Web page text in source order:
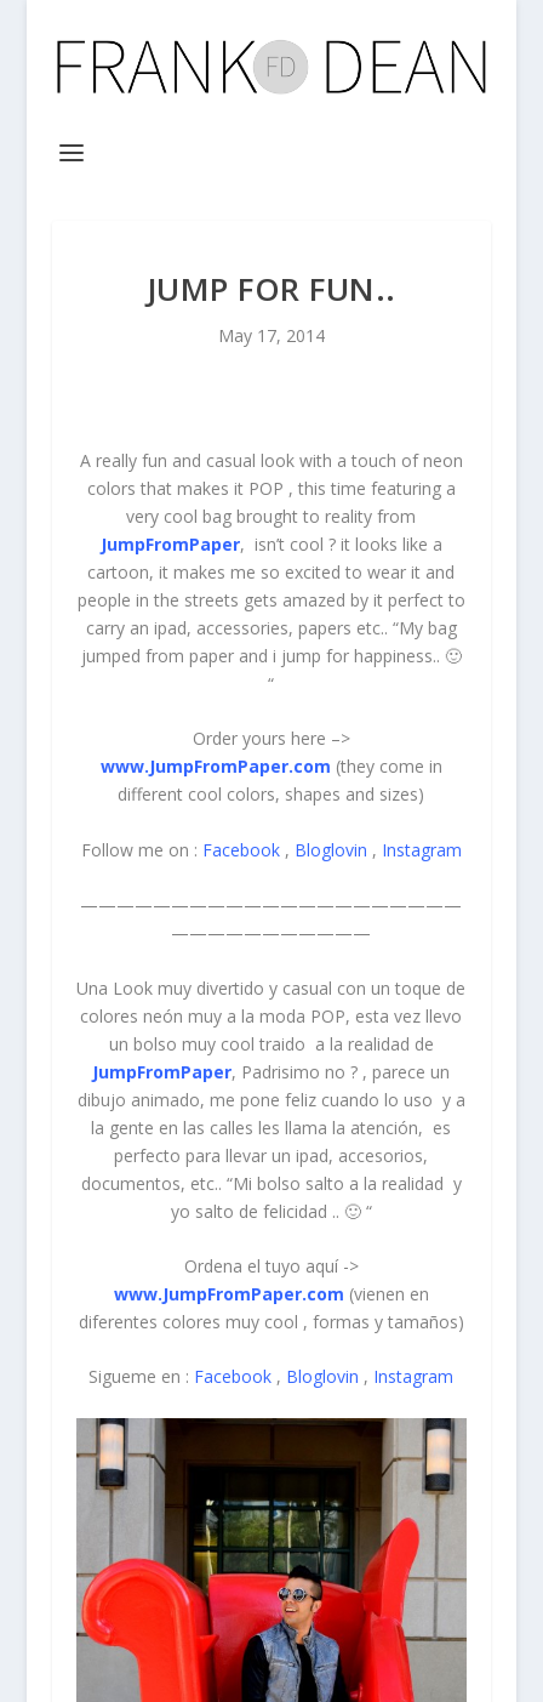
JUMP FOR FUN..
May 17, 2014
A really fun and casual look with a touch of neon
colors that makes it POP , this time featuring a
very cool bag brought to reality from
JumpFromPaper, isn’t cool ? it looks like a
cartoon, it makes me so excited to wear it and
people in the streets gets amazed by it perfect to
carry an ipad, accessories, papers etc.. “My bag
jumped from paper and i jump for happiness.. 🙂
“
Order yours here –>
www.JumpFromPaper.com (they come in
different cool colors, shapes and sizes)
Follow me on : Facebook, Bloglovin , Instagram
—————————————————————
———————————
Una Look muy divertido y casual con un toque de
colores neón muy a la moda POP, esta vez llevo
un bolso muy cool traido a la realidad de
JumpFromPaper, Padrisimo no ? , parece un
dibujo animado, me pone feliz cuando lo uso y a
la gente en las calles les llama la atención, es
perfecto para llevar un ipad, accesorios,
documentos, etc.. “Mi bolso salto a la realidad y
yo salto de felicidad .. 🙂 “
Ordena el tuyo aquí ->
www.JumpFromPaper.com (vienen en
diferentes colores muy cool , formas y tamaños)
Sigueme en : Facebook , Bloglovin , Instagram